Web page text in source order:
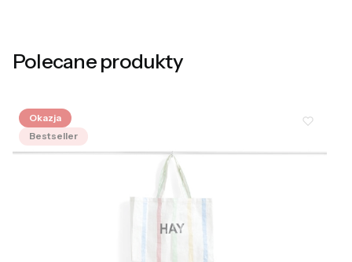
Polecane produkty
Okazja
Bestseller